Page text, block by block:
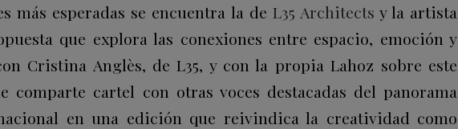
más esperadas se encuentra la de L35 Architects y la artista
que explora las conexiones entre espacio, emoción y
Cristina Anglès, de L35, y con la propia Lahoz sobre este
comparte cartel con otras voces destacadas del panorama
en una edición que reivindica la creatividad como